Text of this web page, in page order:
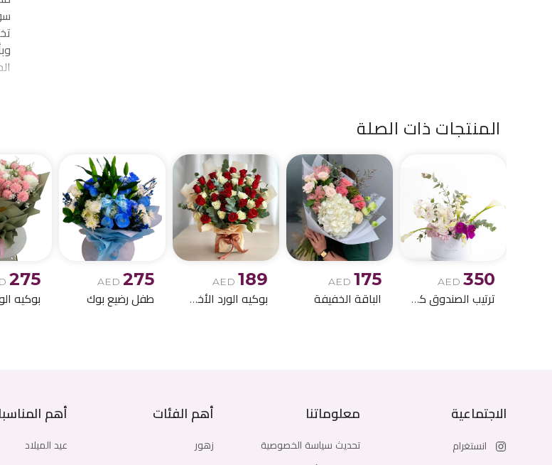
المنتجات ذات الصلة
AED 350
ترتيب الصندوق كالا ليلي
AED 175
الباقة الخفيفة
AED 189
بوكيه الورد الأخمر والابيض
AED 275
طفل رضيع بوك
275
الاجتماعية
انستغرام
معلوماتنا
تحديث سياسة الخصوصية
أهم الفئات
زهور
أهم
عيد الميلاد